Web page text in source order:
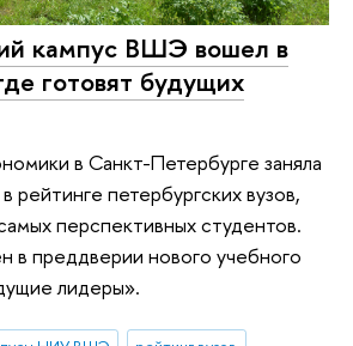
кампус ВШЭ вошел в
готовят будущих
в Санкт-Петербурге заняла
рейтинге петербургских вузов,
перспективных студентов.
в преддверии нового учебного
лидеры».